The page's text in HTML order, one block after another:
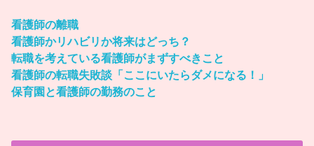
看護師の離職
看護師かリハビリか将来はどっち？
転職を考えている看護師がまずすべきこと
看護師の転職失敗談「ここにいたらダメになる！」
保育園と看護師の勤務のこと